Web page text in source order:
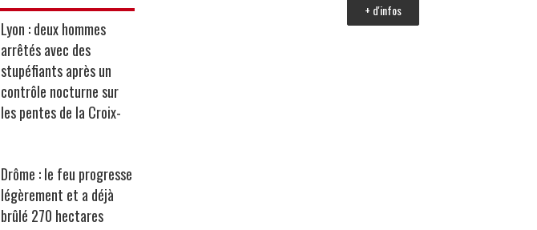
Lyon : deux hommes
arrêtés avec des
stupéfiants après un
contrôle nocturne sur
les pentes de la Croix-
Drôme : le feu progresse
légèrement et a déjà
brûlé 270 hectares
+ d'infos